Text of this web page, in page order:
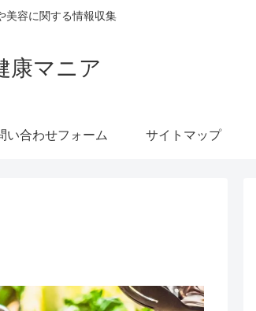
美容に関する情報収集
康マニア
い合わせフォーム サイトマップ